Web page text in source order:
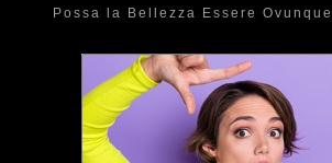
Possa la Bellezza Essere